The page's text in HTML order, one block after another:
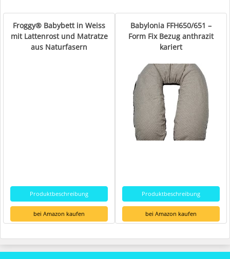
Froggy® Babybett in Weiss
mit Lattenrost und Matratze
aus Naturfasern
Produktbeschreibung
bei Amazon kaufen
Babylonia FFH650/651 –
Form Fix Bezug anthrazit
kariert
Produktbeschreibung
bei Amazon kaufen